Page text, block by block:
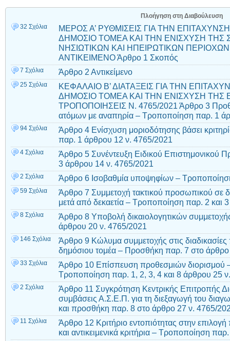
Πλοήγηση στη Διαβούλευση
32 Σχόλια
ΜΕΡΟΣ Α’ ΡΥΘΜΙΣΕΙΣ ΓΙΑ ΤΗΝ
ΔΗΜΟΣΙΟ ΤΟΜΕΑ ΚΑΙ ΤΗΝ ΕΝΙΣΧΥΣΗ ΤΗΣ
ΝΗΣΙΩΤΙΚΩΝ ΚΑΙ ΗΠΕΙΡΩΤΙΚΩΝ
ΑΝΤΙΚΕIΜΕΝΟ Άρθρο 1 Σκοπός
7 Σχόλια Άρθρο 2 Αντικείμενο
25 Σχόλια
ΚΕΦΑΛΑΙΟ Β’ ΔΙΑΤΑΞΕΙΣ ΓΙΑ ΤΗΝ
ΔΗΜΟΣΙΟ ΤΟΜΕΑ ΚΑΙ ΤΗΝ ΕΝΙΣΧΥΣΗ ΤΗΣ
ΤΡΟΠΟΠΟΙΗΣΕΙΣ Ν. 4765/2021 Άρθρο 3
ατόμων με αναπηρία – Τροποποίηση παρ. 1
94 Σχόλια
Άρθρο 4 Ενίσχυση μοριοδότησης βάσει
παρ. 1 άρθρου 12 ν. 4765/2021
4 Σχόλια
Άρθρο 5 Συνέντευξη Ειδικού
3 άρθρου 14 ν. 4765/2021
2 Σχόλια Άρθρο 6 Ισοβαθμία υποψηφίων –
59 Σχόλια
Άρθρο 7 Συμμετοχή τακτικού προσωπικού σε
μετά από δεκαετία – Τροποποίηση παρ. 2 και
8 Σχόλια
Άρθρο 8 Υποβολή δικαιολογητικών
άρθρου 20 ν. 4765/2021
146 Σχόλια
Άρθρο 9 Κώλυμα συμμετοχής στις
δημόσιου τομέα – Προσθήκη παρ. 7 στο
33 Σχόλια
Άρθρο 10 Επίσπευση προθεσμιών
Τροποποίηση παρ. 1, 2, 3, 4 και 8 άρθρου 25
2 Σχόλια
Άρθρο 11 Συγκρότηση Κεντρικής Επιτροπής
συμβάσεις Α.Σ.Ε.Π. για τη διεξαγωγή του
και προσθήκη παρ. 8 στο άρθρο 27 ν. 4765/
11 Σχόλια
Άρθρο 12 Κριτήριο εντοπιότητας στην
και αντικειμενικά κριτήρια – Τροποποίηση